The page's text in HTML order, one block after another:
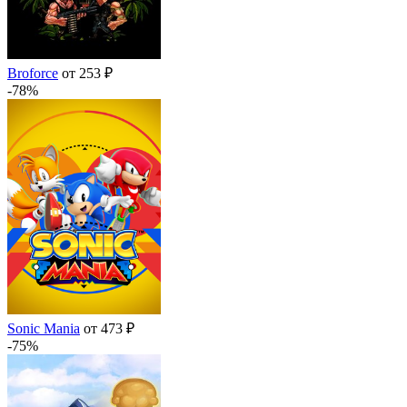
Broforce от 253 ₽
-78%
Sonic Mania от 473 ₽
-75%